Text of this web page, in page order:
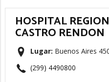
HOSPITAL
CASTRO RENDON
Lugar: Buenos Aires
(299) 4490800